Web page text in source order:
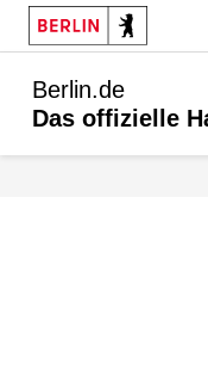
Berlin.de
Das offizielle